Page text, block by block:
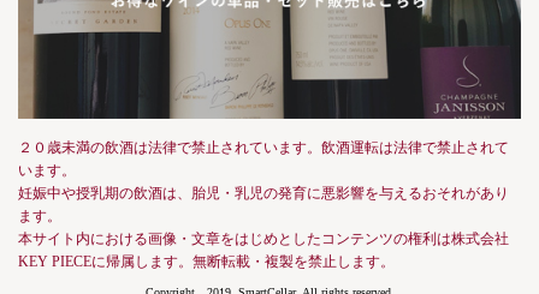
２０歳未満の飲酒は法律で禁止されています。飲酒運転は法律で禁止されて
います。
妊娠中や授乳期の飲酒は、胎児・乳児の発育に悪影響を与えるおそれがあり
ます。
本サイト内における画像・文章をはじめとしたコンテンツの権利は株式会社
KEY PIECEに帰属します。無断転載・複製を禁止します。